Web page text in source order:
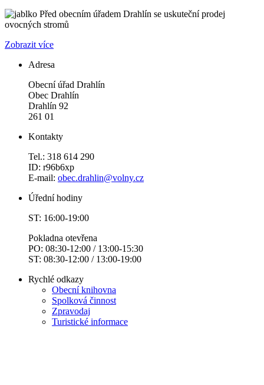
Před obecním úřadem Drahlín se uskuteční prodej
ovocných stromů
Zobrazit více
Adresa
Obecní úřad Drahlín
Obec Drahlín
Drahlín 92
261 01
Kontakty
Tel.: 318 614 290
ID: r96b6xp
E-mail: obec.drahlin@volny.cz
Úřední hodiny
ST: 16:00-19:00
Pokladna otevřena
PO: 08:30-12:00 / 13:00-15:30
ST: 08:30-12:00 / 13:00-19:00
Rychlé odkazy
Obecní knihovna
Spolková činnost
Zpravodaj
Turistické informace